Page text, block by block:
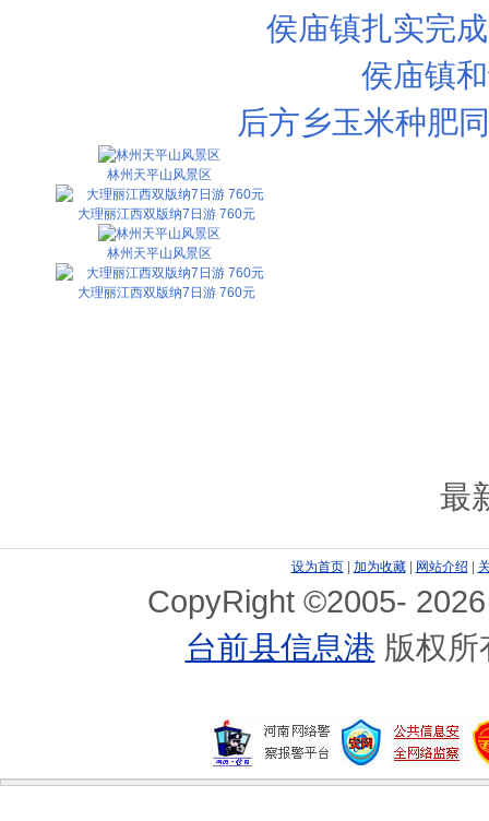
侯庙镇扎实完
侯庙镇
后方乡玉米种肥
林州天平山风景区
大理丽江西双版纳7日游 760元
林州天平山风景区
大理丽江西双版纳7日游 760元
最
设为首页| 加为收藏| 网站介绍 |
CopyRight ©2005-
台前县信息港 版权